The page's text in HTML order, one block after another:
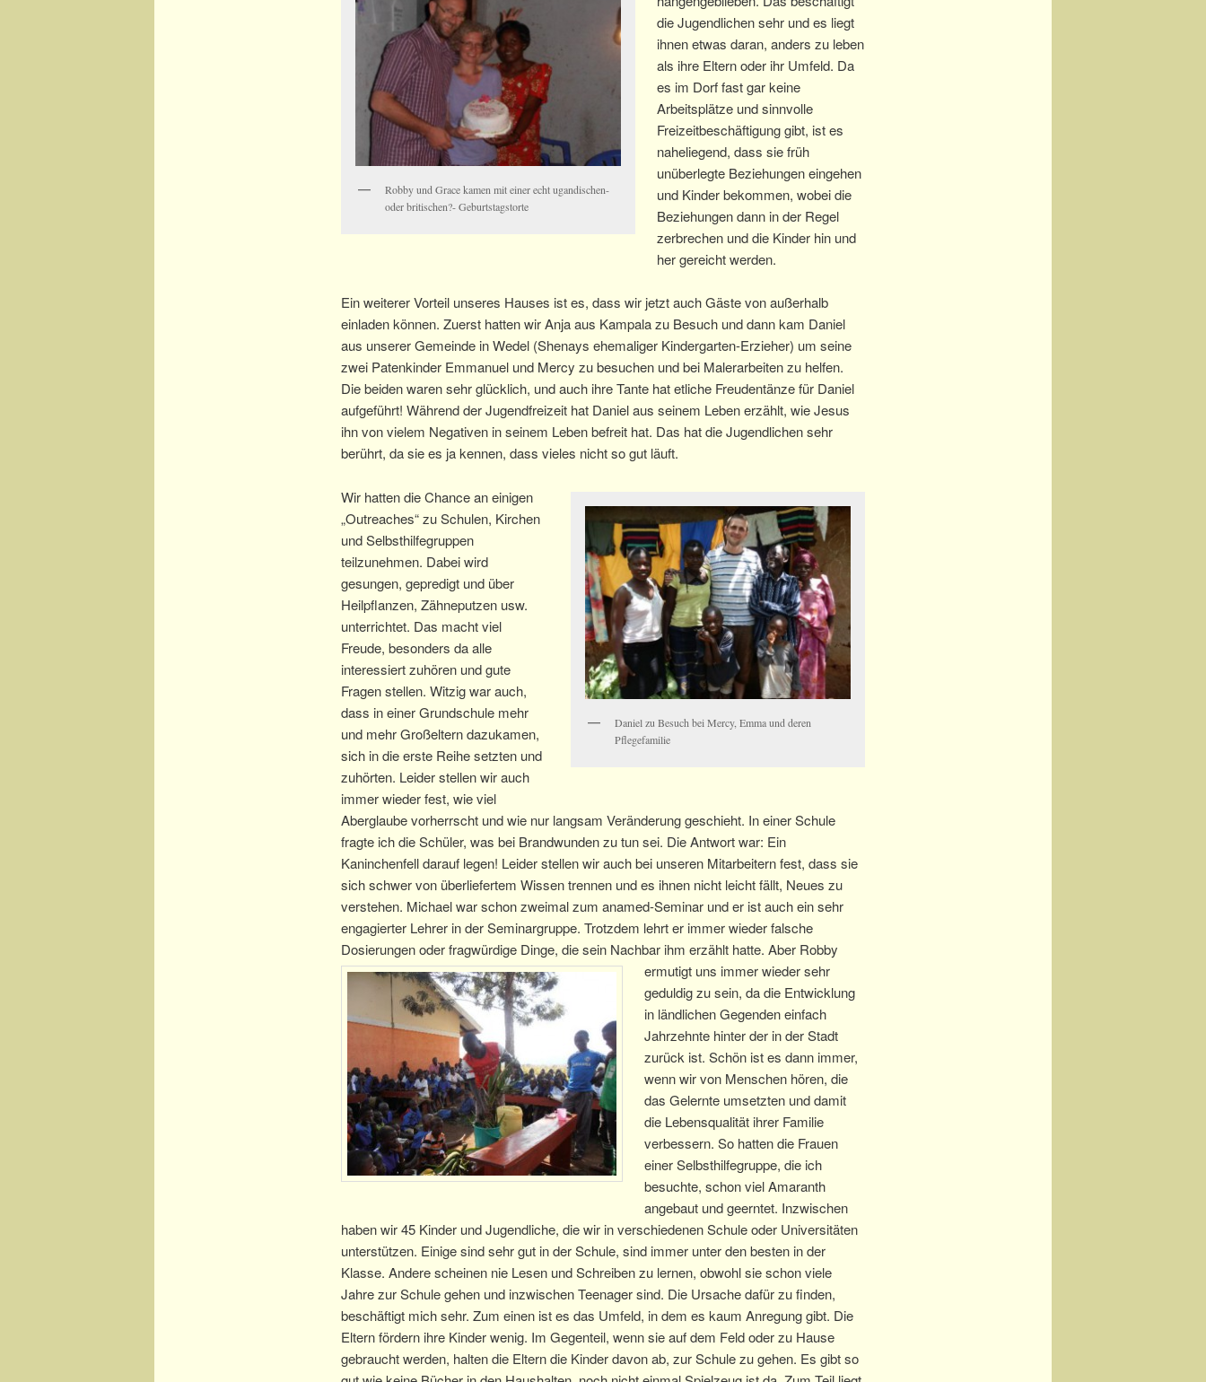
Robby und Grace kamen mit einer echt ugandischen-
oder britischen?- Geburtstagstorte
die Jugendlichen sehr und es liegt
ihnen etwas daran, anders zu leben
als ihre Eltern oder ihr Umfeld. Da
es im Dorf fast gar keine
Arbeitsplätze und sinnvolle
Freizeitbeschäftigung gibt, ist es
naheliegend, dass sie früh
unüberlegte Beziehungen eingehen
und Kinder bekommen, wobei die
Beziehungen dann in der Regel
zerbrechen und die Kinder hin und
her gereicht werden.
Ein weiterer Vorteil unseres Hauses ist es, dass wir jetzt auch Gäste von außerhalb
einladen können. Zuerst hatten wir Anja aus Kampala zu Besuch und dann kam Daniel
aus unserer Gemeinde in Wedel (Shenays ehemaliger Kindergarten-Erzieher) um seine
zwei Patenkinder Emmanuel und Mercy zu besuchen und bei Malerarbeiten zu helfen.
Die beiden waren sehr glücklich, und auch ihre Tante hat etliche Freudentänze für Daniel
aufgeführt! Während der Jugendfreizeit hat Daniel aus seinem Leben erzählt, wie Jesus
ihn von vielem Negativen in seinem Leben befreit hat. Das hat die Jugendlichen sehr
berührt, da sie es ja kennen, dass vieles nicht so gut läuft.
Daniel zu Besuch bei Mercy, Emma und deren
Pflegefamilie
Wir hatten die Chance an einigen
„Outreaches“ zu Schulen, Kirchen
und Selbsthilfegruppen
teilzunehmen. Dabei wird
gesungen, gepredigt und über
Heilpflanzen, Zähneputzen usw.
unterrichtet. Das macht viel
Freude, besonders da alle
interessiert zuhören und gute
Fragen stellen. Witzig war auch,
dass in einer Grundschule mehr
und mehr Großeltern dazukamen,
sich in die erste Reihe setzten und
zuhörten. Leider stellen wir auch
immer wieder fest, wie viel
Aberglaube vorherrscht und wie nur langsam Veränderung geschieht. In einer Schule
fragte ich die Schüler, was bei Brandwunden zu tun sei. Die Antwort war: Ein
Kaninchenfell darauf legen! Leider stellen wir auch bei unseren Mitarbeitern fest, dass sie
sich schwer von überliefertem Wissen trennen und es ihnen nicht leicht fällt, Neues zu
verstehen. Michael war schon zweimal zum anamed-Seminar und er ist auch ein sehr
engagierter Lehrer in der Seminargruppe. Trotzdem lehrt er immer wieder falsche
Dosierungen oder fragwürdige Dinge, die sein Nachbar ihm erzählt hatte. Aber Robby
ermutigt uns immer wieder sehr
geduldig zu sein, da die Entwicklung
in ländlichen Gegenden einfach
Jahrzehnte hinter der in der Stadt
zurück ist. Schön ist es dann immer,
wenn wir von Menschen hören, die
das Gelernte umsetzten und damit
die Lebensqualität ihrer Familie
verbessern. So hatten die Frauen
einer Selbsthilfegruppe, die ich
besuchte, schon viel Amaranth
angebaut und geerntet. Inzwischen
haben wir 45 Kinder und Jugendliche, die wir in verschiedenen Schule oder Universitäten
unterstützen. Einige sind sehr gut in der Schule, sind immer unter den besten in der
Klasse. Andere scheinen nie Lesen und Schreiben zu lernen, obwohl sie schon viele
Jahre zur Schule gehen und inzwischen Teenager sind. Die Ursache dafür zu finden,
beschäftigt mich sehr. Zum einen ist es das Umfeld, in dem es kaum Anregung gibt. Die
Eltern fördern ihre Kinder wenig. Im Gegenteil, wenn sie auf dem Feld oder zu Hause
gebraucht werden, halten die Eltern die Kinder davon ab, zur Schule zu gehen. Es gibt so